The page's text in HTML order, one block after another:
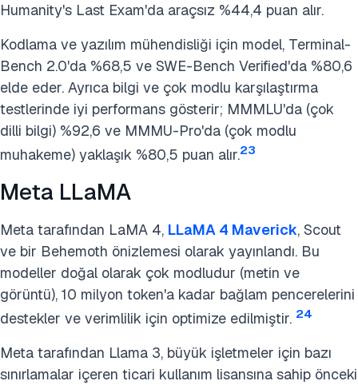
Humanity's Last Exam'da araçsız %44,4 puan alır.
Kodlama ve yazılım mühendisliği için model, Terminal-
Bench 2.0'da %68,5 ve SWE-Bench Verified'da %80,6
elde eder. Ayrıca bilgi ve çok modlu karşılaştırma
testlerinde iyi performans gösterir; MMMLU'da (çok
dilli bilgi) %92,6 ve MMMU-Pro'da (çok modlu
muhakeme) yaklaşık %80,5 puan alır.23
Meta LLaMA
Meta tarafından LaMA 4, LLaMA 4 Maverick, Scout
ve bir Behemoth önizlemesi olarak yayınlandı. Bu
modeller doğal olarak çok modludur (metin ve
görüntü), 10 milyon token'a kadar bağlam pencerelerini
destekler ve verimlilik için optimize edilmiştir. 24
Meta tarafından Llama 3, büyük işletmeler için bazı
sınırlamalar içeren ticari kullanım lisansına sahip önceki